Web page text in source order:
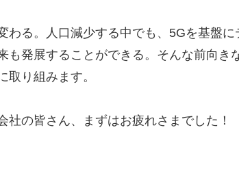
わる。人口減少する中でも、5Gを基盤
も発展することができる。そんな前向き
取り組みます。
社の皆さん、まずはお疲れさまでした！